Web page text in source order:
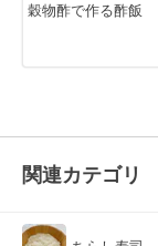
穀物酢で作る酢飯
関連カテゴリ